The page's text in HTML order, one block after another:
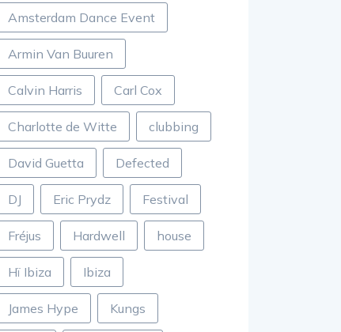
Amsterdam Dance Event
Armin Van Buuren
Calvin Harris Carl Cox
Charlotte de Witte clubbing
David Guetta Defected
DJ Eric Prydz Festival
Fréjus Hardwell house
Hï Ibiza Ibiza
James Hype Kungs